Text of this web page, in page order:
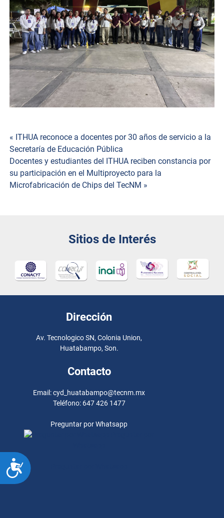
ACCESIBILIDAD
Navegación
de
entradas
« ITHUA reconoce a docentes por 30 años de servicio a la
Secretaría de Educación Pública
Docentes y estudiantes del ITHUA reciben constancia por
su participación en el Multiproyecto para la
Microfabricación de Chips del TecNM »
Sitios de Interés
Dirección
Av. Tecnologico SN, Colonia Union,
Huatabampo, Son.
Contacto
Email: cyd_huatabampo@tecnm.mx
Teléfono: 647 426 1477
Preguntar por Whatsapp